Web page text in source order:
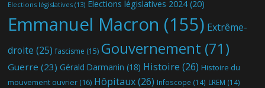
Elections législatives (13) Elections législatives 2024(20)
Emmanuel Macron (155) Extrême-
droite (25) fascisme (15) Gouvernement (71)
Guerre (23) Gérald Darmanin (18) Histoire (26) Histoire du
mouvement ouvrier (16) Hôpitaux(26) Infoscope (14) LREM (14)